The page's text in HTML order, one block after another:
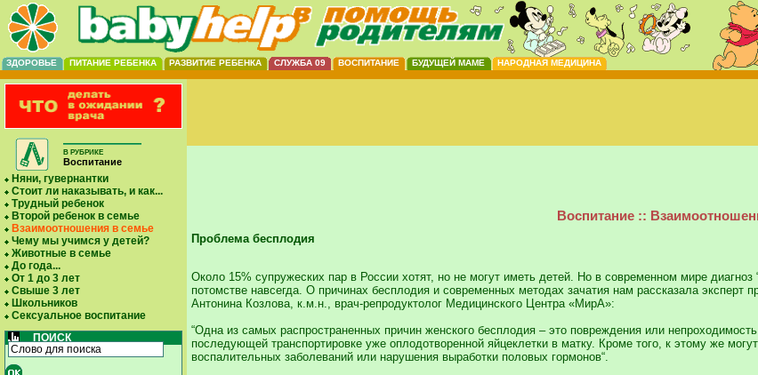
ЗДОРОВЬЕ ПИТАНИЕ РЕБЕНКА РАЗВИТИЕ РЕБЕНКА СЛУЖБА 09 ВОСПИТАНИЕ БУДУЩЕЙ МАМЕ НАРОДНАЯ МЕДИЦИНА
В РУБРИКЕ
Воспитание
Няни, гувернантки
Стоит ли наказывать, и как...
Трудный ребенок
Второй ребенок в семье
Взаимоотношения в семье
Чему мы учимся у детей?
Животные в семье
До года...
От 1 до 3 лет
Свыше 3 лет
Школьников
Сексуальное воспитание
ПОИСК
Воспитание ::
Проблема бесплодия
Около 15% супружеских пар в России хотят, но не могут иметь детей. Но в современном мире
потомстве навсегда. О причинах бесплодия и современных методах зачатия нам рассказала
Антонина Козлова, к.м.н., врач-репродуктолог Медицинского Центра «МирА»:
“Одна из самых распространенных причин женского бесплодия – это повреждения или
последующей транспортировке уже оплодотворенной яйцеклетки в матку. Кроме того, к этому же
воспалительных заболеваний или нарушения выработки половых гормонов“.